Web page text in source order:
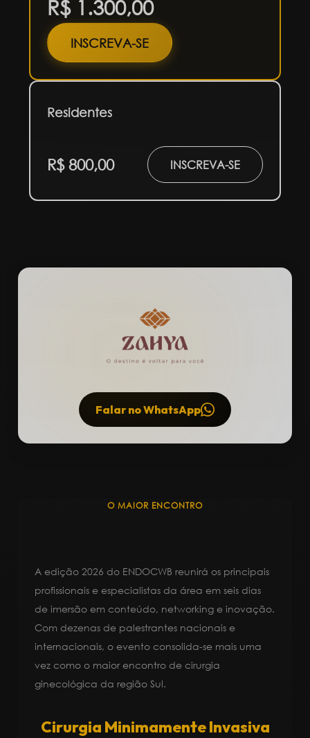
R$ 1.300,00
INSCREVA-SE
Residentes
R$ 800,00 INSCREVA-SE
HOSPEDAGENS
selecionadospróximos ao evento.
Garanta sua estadia com a melhor
Falar no WhatsApp
O MAIOR ENCONTRO
A edição 2026 do ENDOCWB reunirá os principais
profissionais e especialistas da área em seis dias
de imersão em conteúdo, networking e inovação.
Com dezenas de palestrantes nacionais e
internacionais, o evento consolida-se mais uma
vez como o maior encontro de cirurgia
ginecológica da região Sul.
Cirurgia Minimamente Invasiva